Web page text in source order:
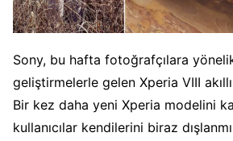
Sony, bu hafta fotoğrafçılara
geliştirmelerle gelen Xperia VIII
Bir kez daha yeni Xperia modelini
kullanıcılar kendilerini biraz